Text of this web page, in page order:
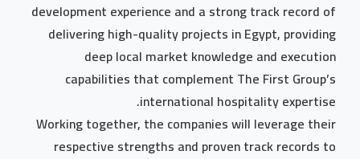
development experience and a strong track record of
delivering high-quality projects in Egypt, providing
deep local market knowledge and execution
capabilities that complement The First Group’s
international hospitality expertise.
Working together, the companies will leverage their
respective strengths and proven track records to